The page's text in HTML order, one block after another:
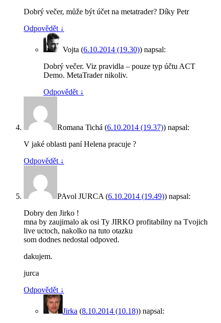
Dobrý večer, může být účet na metatrader? Díky Petr
Odpovědět ↓
Vojta (6.10.2014 (19.30)) napsal:
Dobrý večer. Viz pravidla – pouze typ účtu ACT
Demo. MetaTrader nikoliv.
Odpovědět ↓
Romana Tichá (6.10.2014 (19.37)) napsal:
V jaké oblasti paní Helena pracuje ?
Odpovědět ↓
PAvol JURCA (6.10.2014 (19.49)) napsal:
Dobry den Jirko !
mna by zaujimalo ak osi Ty JIRKO profitabilny na Tvojich
live uctoch, nakolko na tuto otazku
som dodnes nedostal odpoved.
dakujem.
jurca
Odpovědět ↓
Jirka (8.10.2014 (10.18)) napsal: